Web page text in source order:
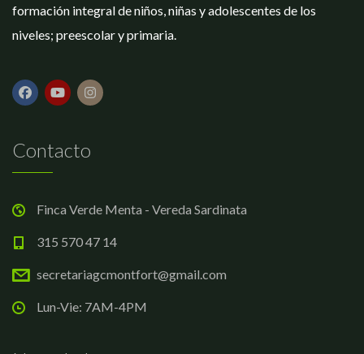
formación integral de niños, niñas y adolescentes de los
niveles; preescolar y primaria.
Contacto
Finca Verde Menta - Vereda Sardinata
315 570 47 14
secretariagcmontfort@gmail.com
Lun-Vie: 7AM-4PM